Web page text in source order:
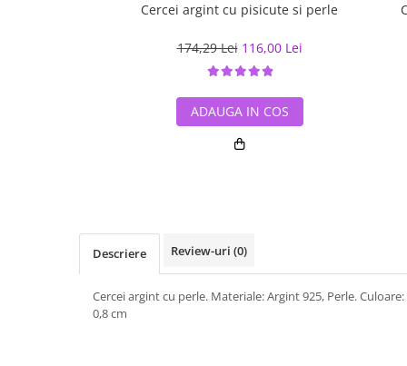
Cercei argint cu pisicute si perle
174,29 Lei 116,00 Lei
ADAUGA IN COS
Descriere Review-uri (0)
Cercei argint cu perle. Materiale: Argint 925, Perle.
0,8 cm